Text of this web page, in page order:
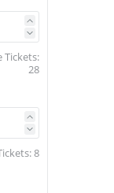
Tickets:
28
8